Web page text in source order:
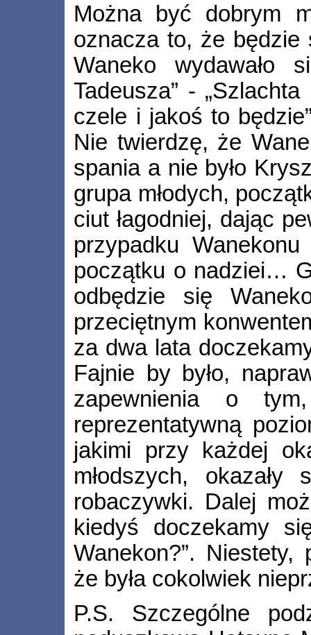
Można być dobrym
oznacza to, że będzie
Waneko wydawało
Tadeusza” -
czele i jakoś to
Nie twierdzę, że
spania a nie było
grupa młodych,
ciut łagodniej, dając
przypadku
początku o nadziei…
odbędzie się
przeciętnym
za dwa lata
Fajnie by było,
zapewnienia o
reprezentatywną
jakimi przy każdej
młodszych,
robaczywki. Dalej
kiedyś doczekamy
Wanekon?”.
że była cokolwiek
P.S. Szczególne